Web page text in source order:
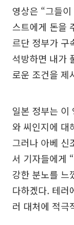
영상은 “그들
스트에게 돈을
르단 정부가 구
석방하면 내가
로운 조건을 제
일본 정부는 이
와 씨인지에 대
그러나 아베 신
서 기자들에게
강한 분노를 느
다하겠다. 테러
러 대처에 적극